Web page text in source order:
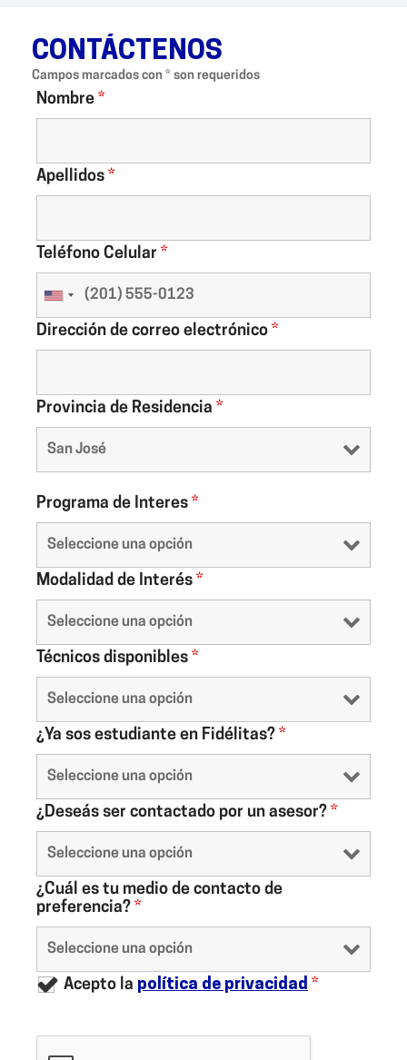
CONTÁCTENOS
Campos marcados con * son requeridos
Nombre *
Apellidos *
Teléfono Celular *
Dirección de correo electrónico *
Provincia de Residencia *
Programa de Interes *
Modalidad de Interés *
Técnicos disponibles *
¿Ya sos estudiante en Fidélitas? *
¿Deseás ser contactado por un asesor? *
¿Cuál es tu medio de contacto de
preferencia? *
Acepto la política de privacidad *